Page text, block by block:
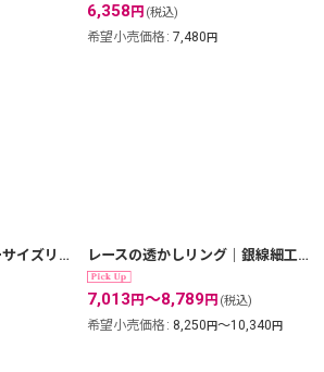
6,358 円 (税込)
希望小売価格 : 7,480円
アイアンクロスのフリーサイズリング｜銀線細工の大きなワンポイントがひきたつ。【silver925】 レースの透かしリング｜銀線細工の透かしの繊細さを堪能できるシンプルリング。1号〜18号まで。【金属アレルギーの方に配慮したニッケルフリー加工】
7,013 円～8,789円 (税込)
希望小売価格 : 8,250円～10,340円